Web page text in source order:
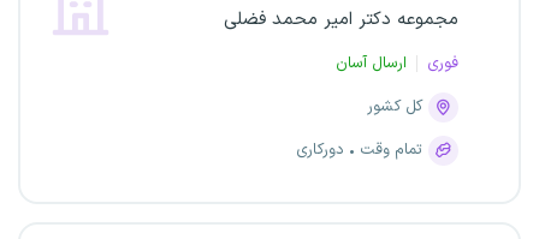
مجموعه دکتر امیر محمد فضلی
فوری
ارسال آسان
کل کشور
تمام وقت
دورکاری